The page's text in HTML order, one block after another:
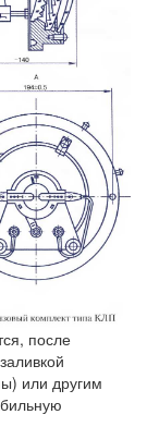
после
или другим